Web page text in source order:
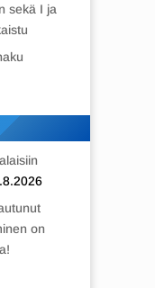
sekä I ja
on